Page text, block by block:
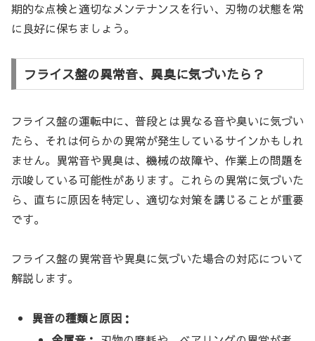
期的な点検と適切なメンテナンスを行い、刃物の状態を常
に良好に保ちましょう。
フライス盤の異常音、異臭に気づいたら？
フライス盤の運転中に、普段とは異なる音や臭いに気づい
たら、それは何らかの異常が発生しているサインかもしれ
ません。異常音や異臭は、機械の故障や、作業上の問題を
示唆している可能性があります。これらの異常に気づいた
ら、直ちに原因を特定し、適切な対策を講じることが重要
です。
フライス盤の異常音や異臭に気づいた場合の対応について
解説します。
異音の種類と原因：